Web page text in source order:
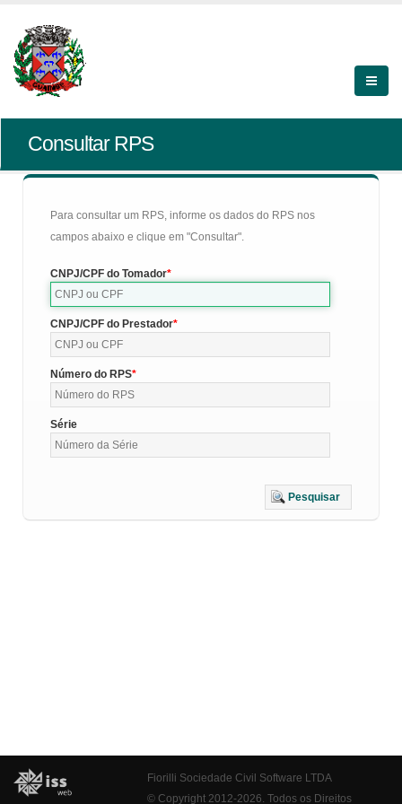
Consultar RPS
Para consultar um RPS, informe os dados do RPS nos
campos abaixo e clique em "Consultar".
CNPJ/CPF do Tomador
CNPJ/CPF do Prestador
Número do RPS
Série
Pesquisar
Fiorilli Sociedade Civil Software LTDA
© Copyright 2012-2026. Todos os Direitos